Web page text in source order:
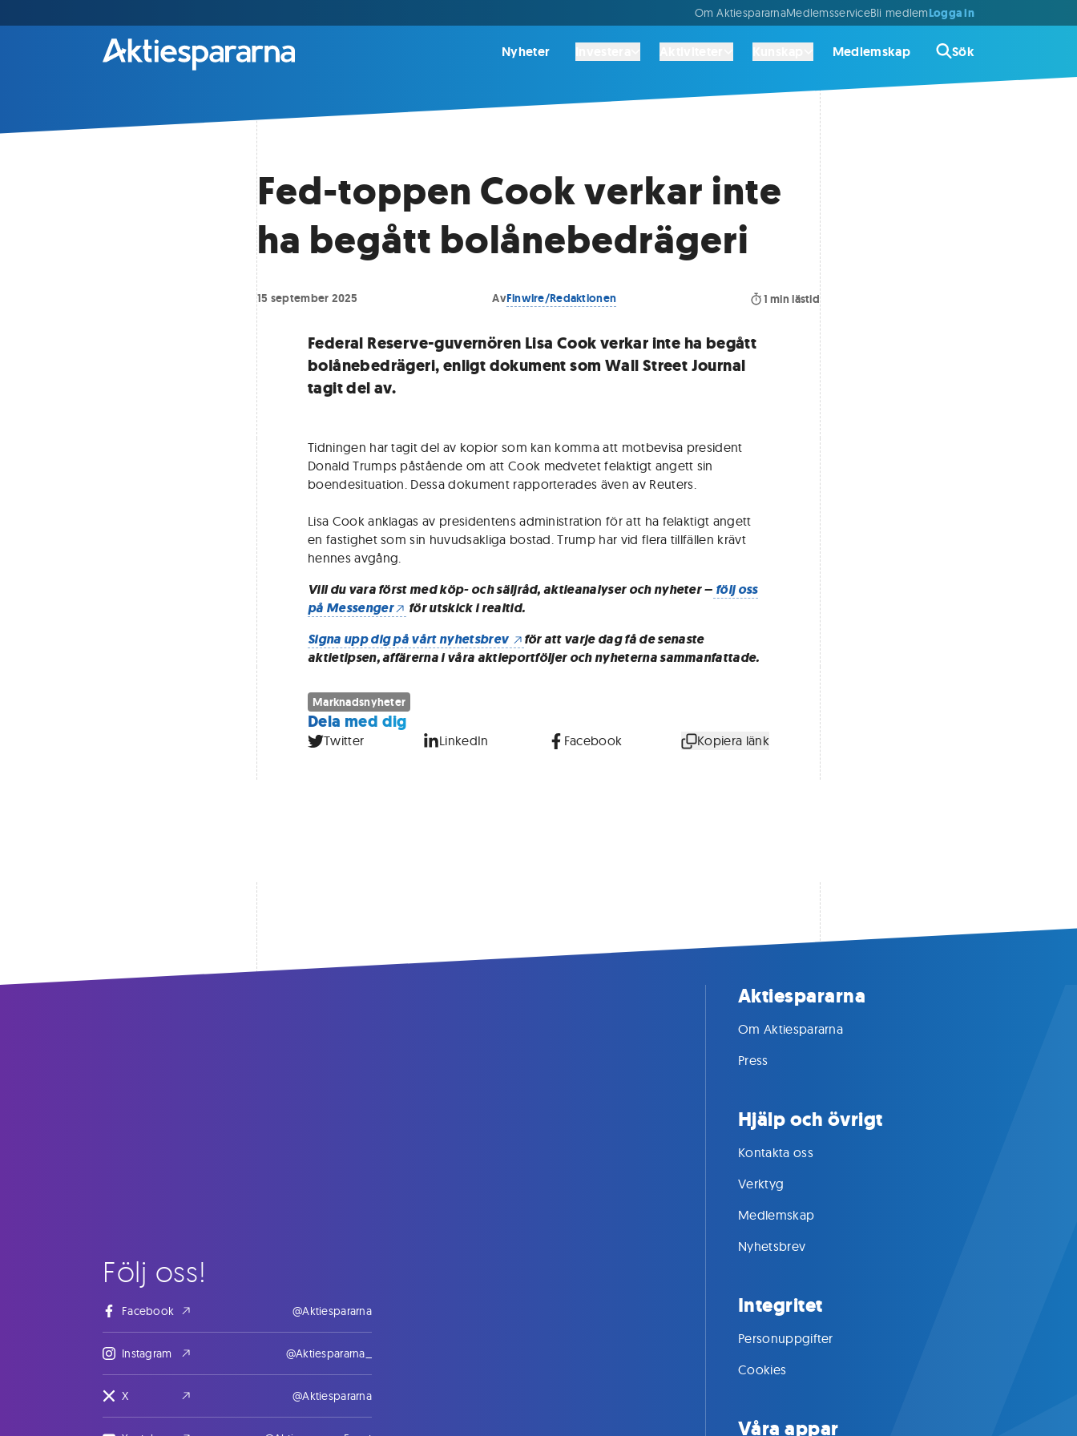
Om AktiespararnaMedlemsserviceBli medlemLogga in
Nyheter Medlemskap Sök
Fed-toppen Cook verkar inte
ha begått bolånebedrägeri
15 september 2025 AvFinwire/Redaktionen 1 min lästid
Federal Reserve-guvernören Lisa Cook verkar inte ha begått
bolånebedrägeri, enligt dokument som Wall Street Journal
tagit del av.
Tidningen har tagit del av kopior som kan komma att motbevisa president
Donald Trumps påstående om att Cook medvetet felaktigt angett sin
boendesituation. Dessa dokument rapporterades även av Reuters.
Lisa Cook anklagas av presidentens administration för att ha felaktigt angett
en fastighet som sin huvudsakliga bostad. Trump har vid flera tillfällen krävt
hennes avgång.
Vill du vara först med köp- och säljråd, aktieanalyser och nyheter – följ oss
på Messenger
för utskick i realtid.
Signa upp dig på vårt nyhetsbrev
för att varje dag få de senaste
aktietipsen, affärerna i våra aktieportföljer och nyheterna sammanfattade.
Marknadsnyheter
Dela med dig
Twitter LinkedIn Facebook Kopiera länk
Följ oss!
Facebook @Aktiespararna
Instagram @Aktiespararna_
X @Aktiespararna
Aktiespararna
Om Aktiespararna
Press
Hjälp och övrigt
Kontakta oss
Verktyg
Medlemskap
Nyhetsbrev
Integritet
Personuppgifter
Cookies
Våra appar